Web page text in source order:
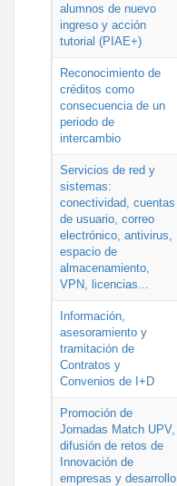
alumnos de nuevo
ingreso y acción
tutorial (PIAE+)
Reconocimiento de
créditos como
consecuencia de un
periodo de
intercambio
Servicios de red y
sistemas:
conectividad, cuentas
de usuario, correo
electrónico, antivirus,
espacio de
almacenamiento,
VPN, licencias...
Información,
asesoramiento y
tramitación de
Contratos y
Convenios de I+D
Promoción de
Jornadas Match UPV,
difusión de retos de
Innovación de
empresas y desarrollo